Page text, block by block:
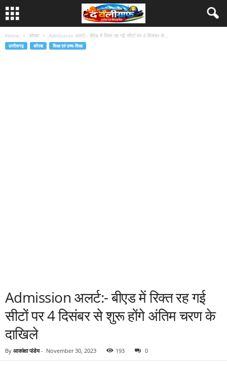
Home कोरबा Admission अलर्ट:- बीएड में रिक्त रह गई सीटों पर 4 दिसंबर से...
छत्तीसगढ़ कोरबा शिक्षा एवं उच्च-शिक्षा
Admission अलर्ट:- बीएड में रिक्त रह गई
सीटों पर 4 दिसंबर से शुरू होंगे अंतिम चरण के
दाखिले
By आकांक्षा पांडेय- November 30, 2023 193 0